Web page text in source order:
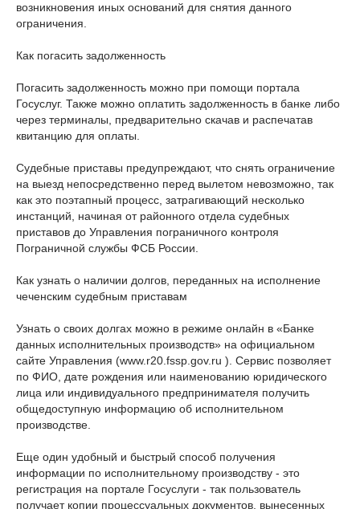
возникновения иных оснований для снятия данного
ограничения.
Как погасить задолженность
Погасить задолженность можно при помощи портала
Госуслуг. Также можно оплатить задолженность в банке либо
через терминалы, предварительно скачав и распечатав
квитанцию для оплаты.
Судебные приставы предупреждают, что снять ограничение
на выезд непосредственно перед вылетом невозможно, так
как это поэтапный процесс, затрагивающий несколько
инстанций, начиная от районного отдела судебных
приставов до Управления пограничного контроля
Пограничной службы ФСБ России.
Как узнать о наличии долгов, переданных на исполнение
чеченским судебным приставам
Узнать о своих долгах можно в режиме онлайн в «Банке
данных исполнительных производств» на официальном
сайте Управления (www.r20.fssp.gov.ru ). Сервис позволяет
по ФИО, дате рождения или наименованию юридического
лица или индивидуального предпринимателя получить
общедоступную информацию об исполнительном
производстве.
Еще один удобный и быстрый способ получения
информации по исполнительному производству - это
регистрация на портале Госуслуги - так пользователь
получает копии процессуальных документов, вынесенных